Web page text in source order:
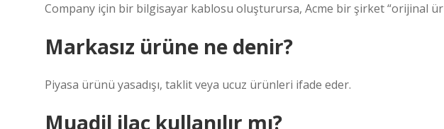
Company için bir bilgisayar kablosu oluşturursa, Acme bir şirket “orijinal
Markasız ürüne ne denir?
Piyasa ürünü yasadışı, taklit veya ucuz ürünleri ifade eder.
Muadil ilaç kullanılır mı?